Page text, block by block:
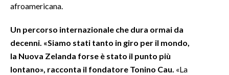
ABBONATI
NECROLOGI
PUBBLICITÀ
SPIAGGE
afroamericana.
Un percorso internazionale che dura ormai da
decenni. «Siamo stati tanto in giro per il mondo,
la Nuova Zelanda forse è stato il punto più
lontano», racconta il fondatore Tonino Cau. «La